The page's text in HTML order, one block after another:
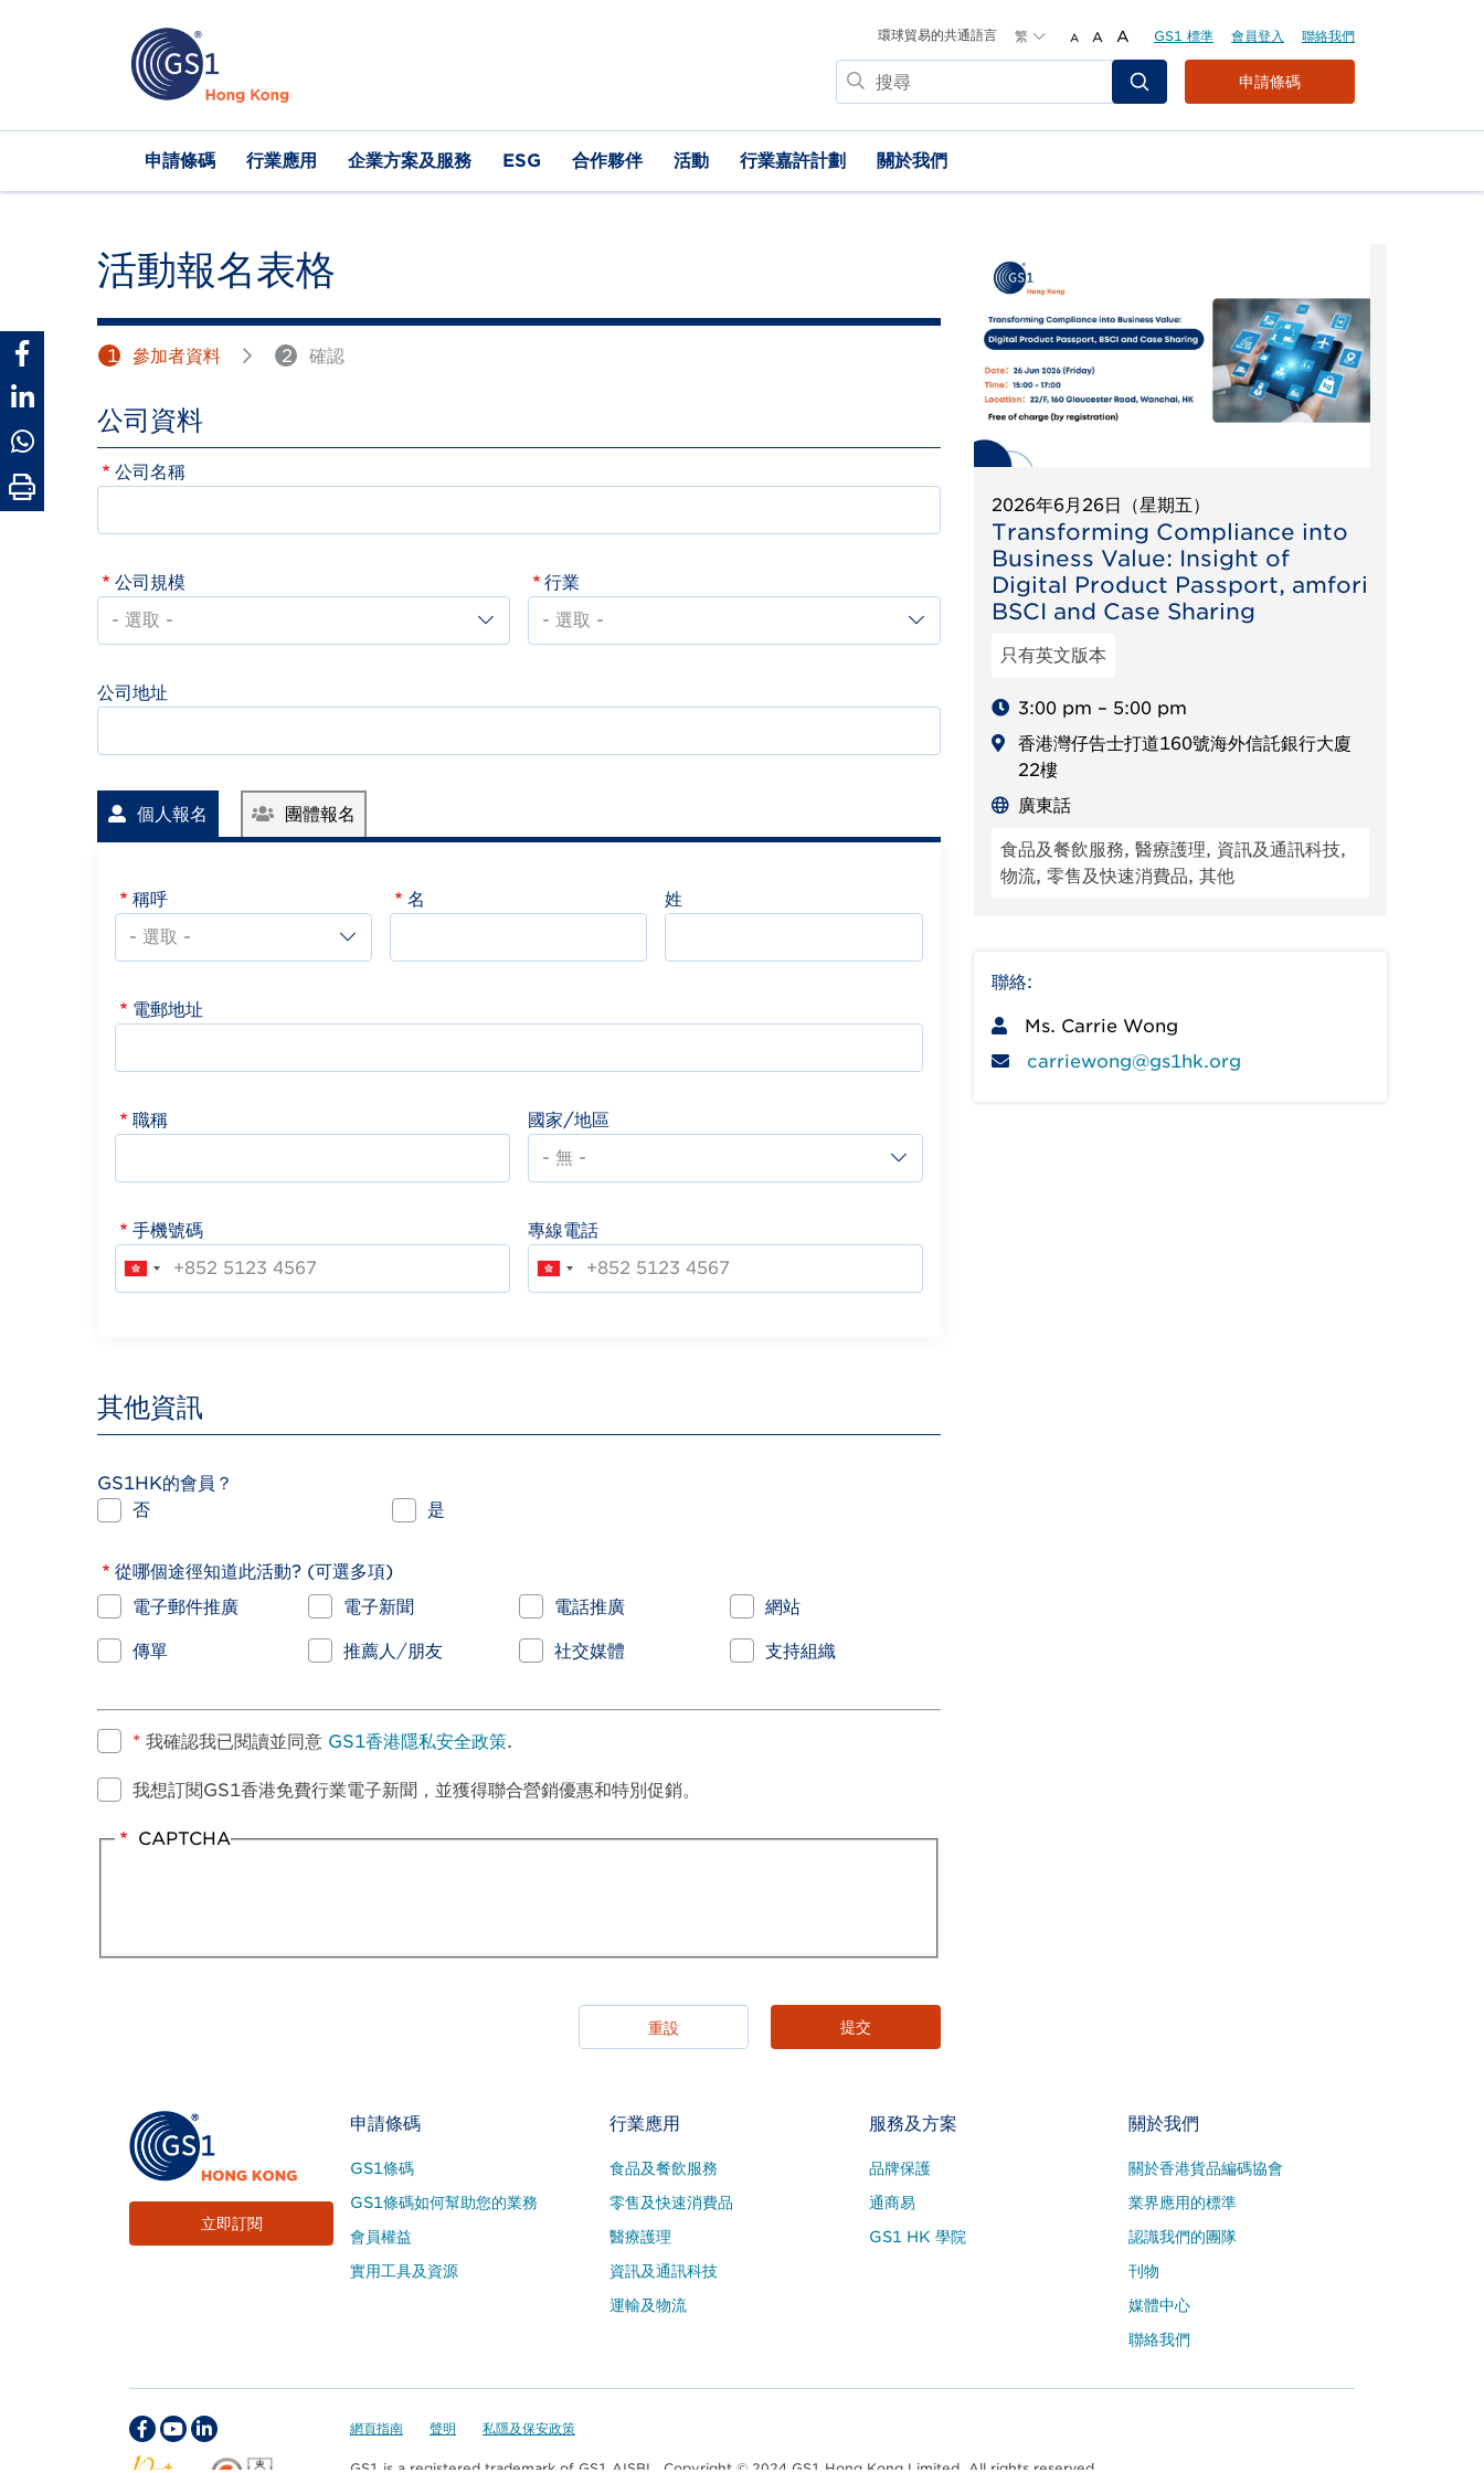
環球貿易的共通語言 繁 A A A GS1 標準 會員登入 聯絡我們
搜
尋
Header
Top
Menu
申請條碼
Main
navigation
申請條碼 行業應用 企業方案及服務 ESG 合作夥伴 活動 行業嘉許計劃 關於我們
活動報名表格
1 參加者資料 2 確認
公司資料
公司名稱
公司規模 行業
公司地址
個人報名 團體報名
稱呼 名 姓
電郵地址
職稱 國家/地區
手機號碼 專線電話
其他資訊
GS1HK的會員？
否
是
從哪個途徑知道此活動? (可選多項)
電子郵件推廣
電子新聞 電話推廣 網站
傳單 推薦人/朋友 社交媒體 支持組織
* 我確認我已閱讀並同意 GS1香港隱私安全政策.
我想訂閱GS1香港免費行業電子新聞，並獲得聯合營銷優惠和特別促銷。
CAPTCHA
2026年6月26日（星期五）
Transforming Compliance into
Business Value: Insight of
Digital Product Passport, amfori
BSCI and Case Sharing
只有英文版本
3:00 pm – 5:00 pm
香港灣仔告士打道160號海外信託銀行大廈
22樓
廣東話
食品及餐飲服務, 醫療護理, 資訊及通訊科技,
物流, 零售及快速消費品, 其他
聯絡:
Ms. Carrie Wong
carriewong@gs1hk.org
立即訂閱
Footer
Site
Menu
申請條碼
GS1條碼
GS1條碼如何幫助您的業務
會員權益
實用工具及資源
行業應用
食品及餐飲服務
零售及快速消費品
醫療護理
資訊及通訊科技
運輸及物流
服務及方案
品牌保護
通商易
GS1 HK 學院
關於我們
關於香港貨品編碼協會
業界應用的標準
認識我們的團隊
刊物
媒體中心
聯絡我們
Footer
網頁指南 聲明 私隱及保安政策
GS1 is a registered trademark of GS1 AISBL. Copyright © 2024 GS1 Hong Kong Limited. All rights reserved.